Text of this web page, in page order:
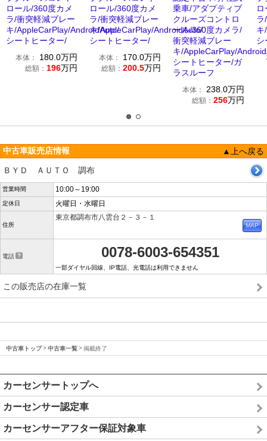
ロール/360度カメ
ラ/衝突軽減ブレー
キ/AppleCarPlay/AndroidAuto/
シートヒーター/
本体： 180.0万円
総額： 196万円
ロール/360度カメ
ラ/衝突軽減ブレー
キ/AppleCarPlay/AndroidAuto/
シートヒーター/
本体： 170.0万円
総額： 200.5万円
乗車/アダプティブ
クルーズコントロ
ール/360度カメラ/
衝突軽減ブレー
キ/AppleCarPlay/
シートヒーター/ガ
ラスルーフ
本体： 238.0万円
総額： 256万円
ラ
キ
シ
中古車販売店情報
▲上へ戻る
ＢＹＤ ＡＵＴＯ 調布
営業時間 10:00～19:00
定休日 火曜日・水曜日
住所
東京都調布市八雲台２－３－１
電話 0078-6003-654351
一部ダイヤル回線、IP電話、光電話は利用できません
この販売店の在庫一覧
中古車トップ 中古車一覧 掲載終了
カーセンサートップへ
カーセンサー認定車
カーセンサーアフター保証対象車